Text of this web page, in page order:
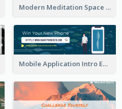
Modern Meditation Space Email Header Design
Mobile Application Intro Email Header